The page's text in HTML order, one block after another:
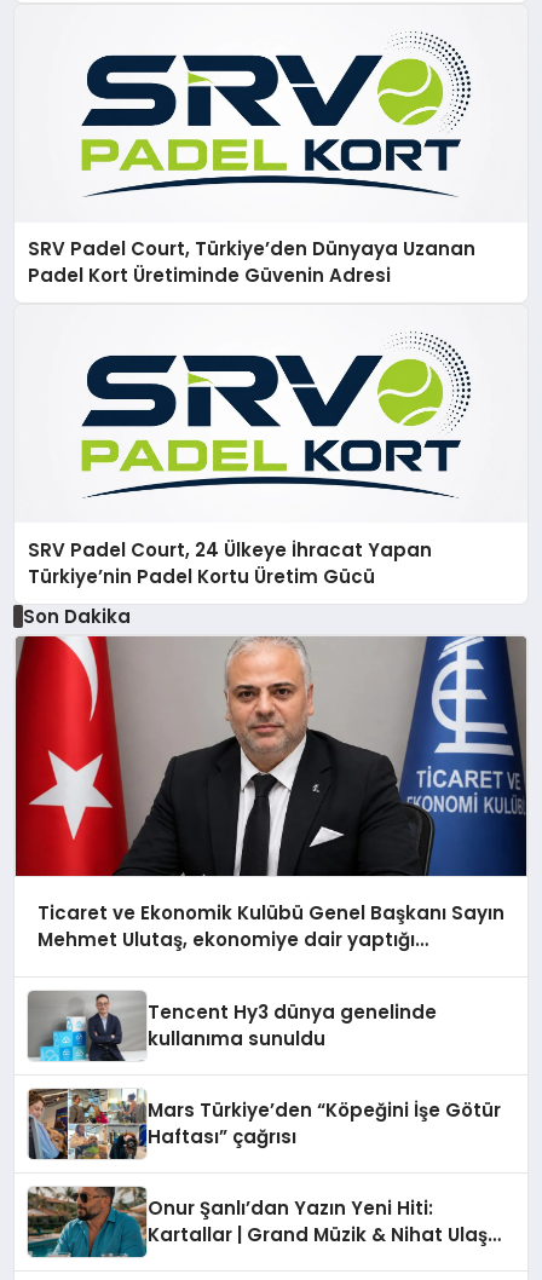
SRV Padel Court, Türkiye’den Dünyaya Uzanan
Padel Kort Üretiminde Güvenin Adresi
SRV Padel Court, 24 Ülkeye İhracat Yapan
Türkiye’nin Padel Kortu Üretim Gücü
Son Dakika
Ticaret ve Ekonomik Kulübü Genel Başkanı Sayın
Mehmet Ulutaş, ekonomiye dair yaptığı
Tencent Hy3 dünya genelinde
kullanıma sunuldu
Mars Türkiye’den “Köpeğini İşe Götür
Haftası” çağrısı
Onur Şanlı’dan Yazın Yeni Hiti:
Kartallar | Grand Müzik & Nihat Ulaş